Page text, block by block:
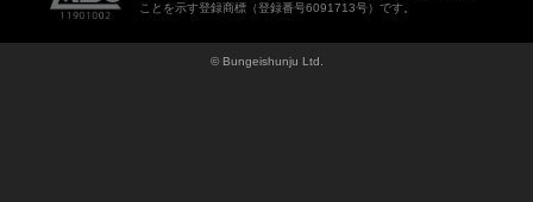
ことを示す登録商標（登録番号6091713号）です。
© Bungeishunju Ltd.